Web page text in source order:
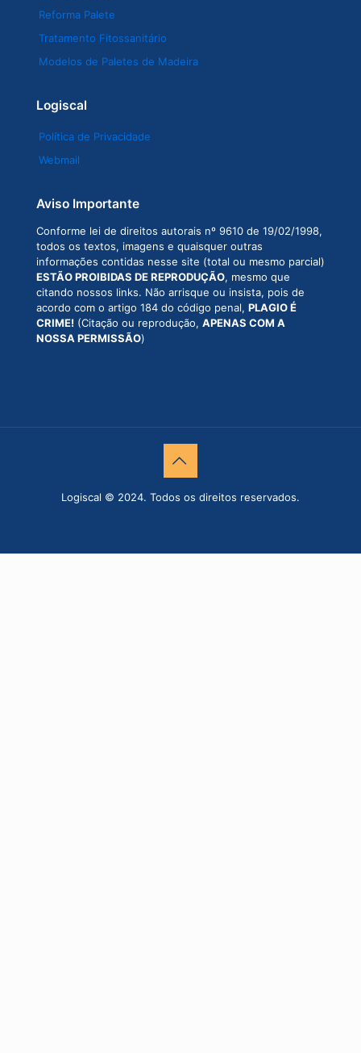
Reforma Palete
Tratamento Fitossanitário
Modelos de Paletes de Madeira
Logiscal
Política de Privacidade
Webmail
Aviso Importante
Conforme lei de direitos autorais nº 9610 de 19/02/1998,
todos os textos, imagens e quaisquer outras
informações contidas nesse site (total ou mesmo parcial)
ESTÃO PROIBIDAS DE REPRODUÇÃO, mesmo que
citando nossos links. Não arrisque ou insista, pois de
acordo com o artigo 184 do código penal, PLAGIO É
CRIME! (Citação ou reprodução, APENAS COM A
NOSSA PERMISSÃO)
Logiscal © 2024. Todos os direitos reservados.